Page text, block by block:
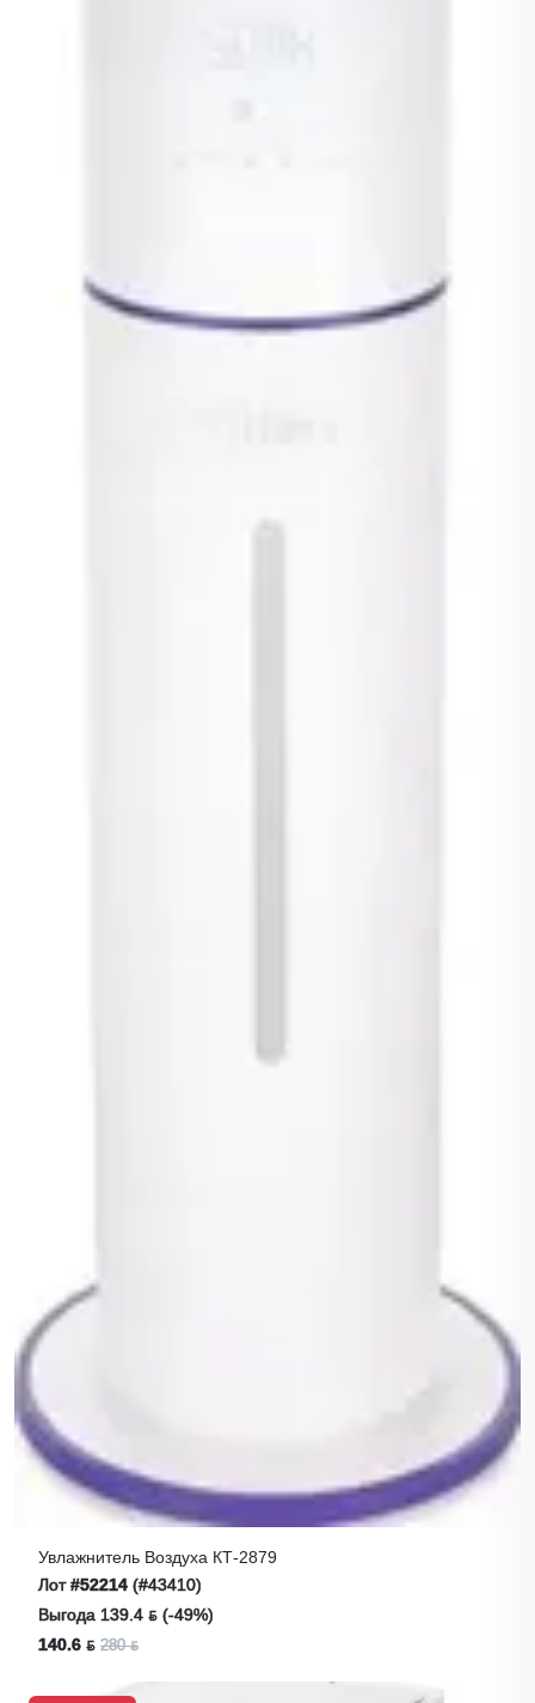
Увлажнитель Воздуха КТ-2879
Лот#52214 (#43410)
Выгода 139.4 ƃ (-49%)
140.6 ƃ 280 ƃ